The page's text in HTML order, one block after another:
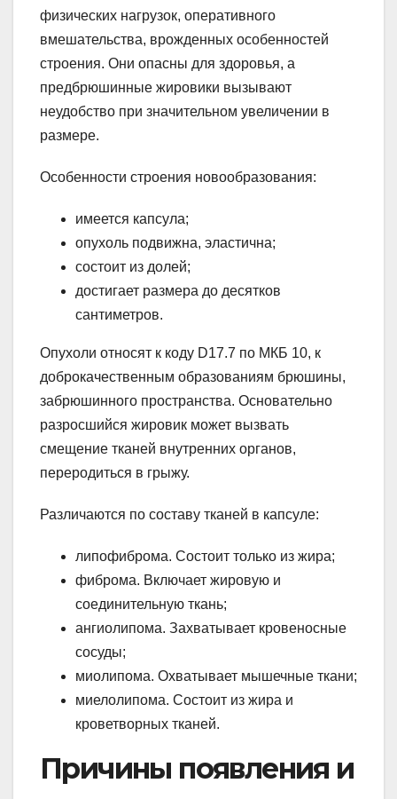
физических нагрузок, оперативного
вмешательства, врожденных особенностей
строения. Они опасны для здоровья, а
предбрюшинные жировики вызывают
неудобство при значительном увеличении в
размере.
Особенности строения новообразования:
имеется капсула;
опухоль подвижна, эластична;
состоит из долей;
достигает размера до десятков
сантиметров.
Опухоли относят к коду D17.7 по МКБ 10, к
доброкачественным образованиям брюшины,
забрюшинного пространства. Основательно
разросшийся жировик может вызвать
смещение тканей внутренних органов,
переродиться в грыжу.
Различаются по составу тканей в капсуле:
липофиброма. Состоит только из жира;
фиброма. Включает жировую и
соединительную ткань;
ангиолипома. Захватывает кровеносные
сосуды;
миолипома. Охватывает мышечные ткани;
миелолипома. Состоит из жира и
кроветворных тканей.
Причины появления и